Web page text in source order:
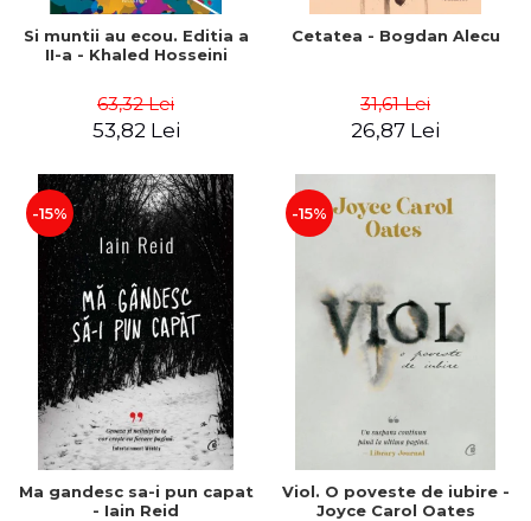
Si muntii au ecou. Editia a
II-a - Khaled Hosseini
63,32 Lei
53,82 Lei
Cetatea - Bogdan Alecu
31,61 Lei
26,87 Lei
-15%
Ma gandesc sa-i pun capat
- Iain Reid
-15%
Viol. O poveste de iubire -
Joyce Carol Oates